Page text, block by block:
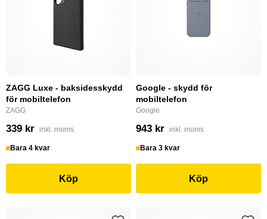
ZAGG Luxe - baksidesskydd
för mobiltelefon
ZAGG
339 kr inkl. moms
Bara 4 kvar
Köp
Google - skydd för
mobiltelefon
Google
943 kr inkl. moms
Bara 3 kvar
Köp